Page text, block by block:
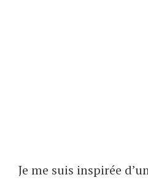
Je me suis inspirée